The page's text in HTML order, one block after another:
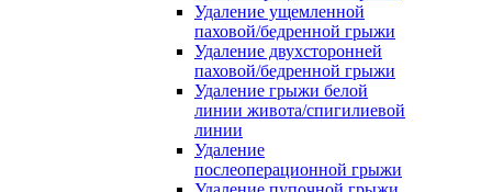
Удаление ущемленной
паховой/бедренной грыжи
Удаление двухсторонней
паховой/бедренной грыжи
Удаление грыжи белой
линии живота/спигилиевой
линии
Удаление
послеоперационной грыжи